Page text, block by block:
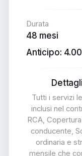
Durata
48 mesi
Anticipo:
Tutti i servizi
inclusi nel
RCA,
conducente,
ordinaria e
mensile che